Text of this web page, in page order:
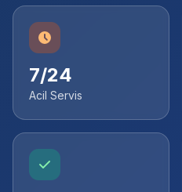
7/24
Acil Servis